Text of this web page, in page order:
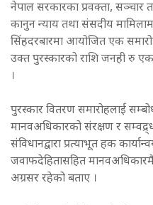
नेपाल सरकारका प्रवक्ता, सञ्चार
कानुन न्याय तथा संसदीय
सिंहदरबारमा आयोजित एक
उक्त पुरस्कारको राशि जनही रु
।
पुरस्कार वितरण समारोहलाई
मानवअधिकारको संरक्षण र
संविधानद्वारा प्रत्याभूत हक
जवाफदेहितासहित
अग्रसर रहेको बताए ।